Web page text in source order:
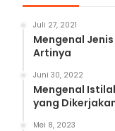
Juli 27, 2021
Mengenal
Artinya
Juni 30, 2022
Mengenal
yang
Mei 8, 2023